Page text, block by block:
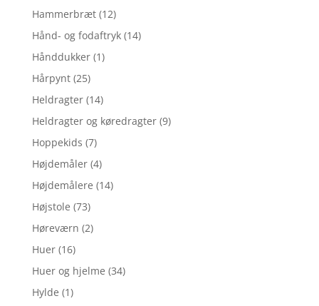
Hammerbræt (12)
Hånd- og fodaftryk (14)
Hånddukker (1)
Hårpynt (25)
Heldragter (14)
Heldragter og køredragter (9)
Hoppekids (7)
Højdemåler (4)
Højdemålere (14)
Højstole (73)
Høreværn (2)
Huer (16)
Huer og hjelme (34)
Hylde (1)